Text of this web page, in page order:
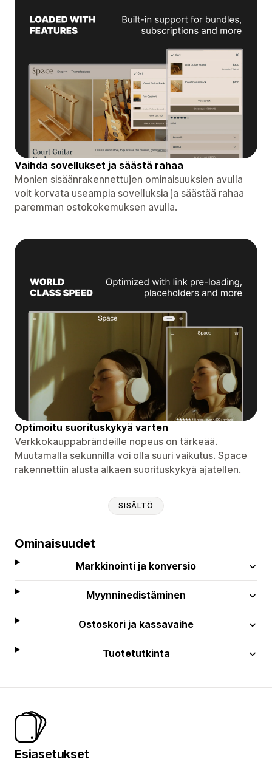
Vaihda sovellukset ja säästä rahaa
Monien sisäänrakennettujen ominaisuuksien avulla
voit korvata useampia sovelluksia ja säästää rahaa
paremman ostokokemuksen avulla.
Optimoitu suorituskykyä varten
Verkkokauppabrändeille nopeus on tärkeää.
Muutamalla sekunnilla voi olla suuri vaikutus. Space
rakennettiin alusta alkaen suorituskykyä ajatellen.
SISÄLTÖ
Ominaisuudet
Markkinointi ja konversio
Myynninedistäminen
Ostoskori ja kassavaihe
Tuotetutkinta
Esiasetukset